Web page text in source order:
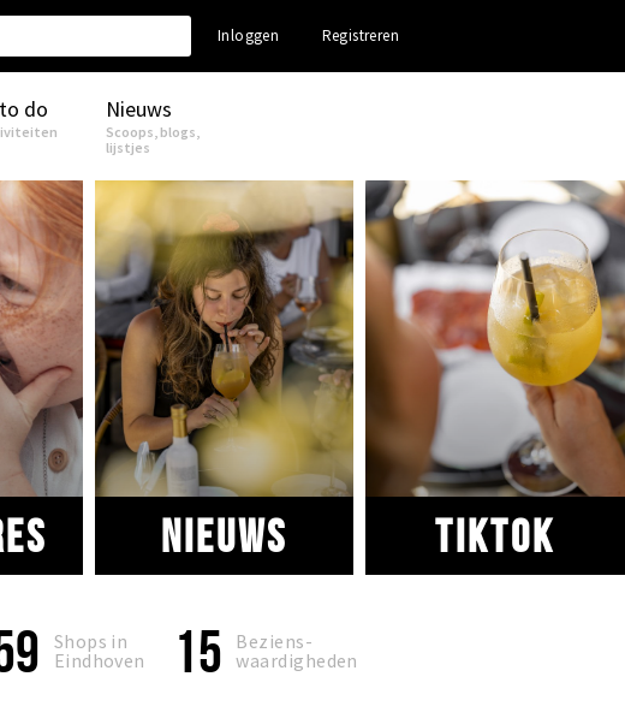
Inloggen Registreren
do Nieuws
Scoops, blogs,
lijstjes
Nieuws Tiktok
Shops in
Eindhoven
15
Beziens-
waardigheden